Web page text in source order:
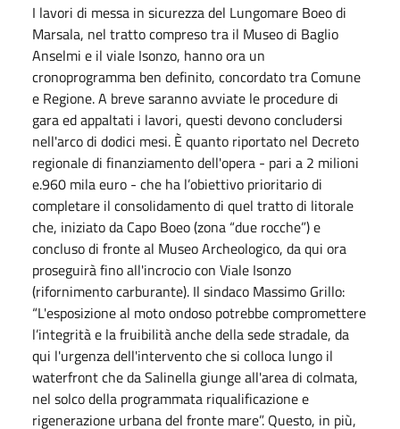
I lavori di messa in sicurezza del Lungomare Boeo di
Marsala, nel tratto compreso tra il Museo di Baglio
Anselmi e il viale Isonzo, hanno ora un
cronoprogramma ben definito, concordato tra Comune
e Regione. A breve saranno avviate le procedure di
gara ed appaltati i lavori, questi devono concludersi
nell'arco di dodici mesi. È quanto riportato nel Decreto
regionale di finanziamento dell'opera - pari a 2 milioni
e.960 mila euro - che ha l’obiettivo prioritario di
completare il consolidamento di quel tratto di litorale
che, iniziato da Capo Boeo (zona “due rocche”) e
concluso di fronte al Museo Archeologico, da qui ora
proseguirà fino all'incrocio con Viale Isonzo
(rifornimento carburante). Il sindaco Massimo Grillo:
“L'esposizione al moto ondoso potrebbe compromettere
l’integrità e la fruibilità anche della sede stradale, da
qui l'urgenza dell'intervento che si colloca lungo il
waterfront che da Salinella giunge all'area di colmata,
nel solco della programmata riqualificazione e
rigenerazione urbana del fronte mare”. Questo, in più,